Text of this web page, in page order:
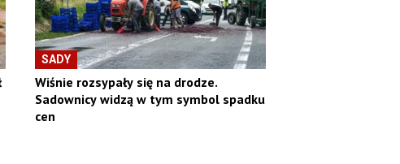
SADY
Wiśnie rozsypały się na drodze.
Sadownicy widzą w tym symbol spadku
cen